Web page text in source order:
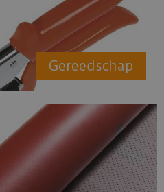
Gereedschap